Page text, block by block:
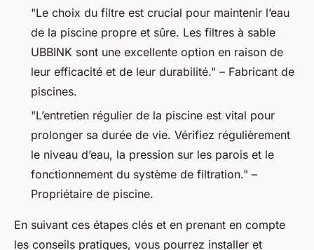
"Le choix du filtre est crucial pour maintenir l’eau
de la piscine propre et sûre. Les filtres à sable
UBBINK sont une excellente option en raison de
leur efficacité et de leur durabilité." – Fabricant de
piscines.
"L’entretien régulier de la piscine est vital pour
prolonger sa durée de vie. Vérifiez régulièrement
le niveau d’eau, la pression sur les parois et le
fonctionnement du système de filtration." –
Propriétaire de piscine.
En suivant ces étapes clés et en prenant en compte
les conseils pratiques, vous pourrez installer et